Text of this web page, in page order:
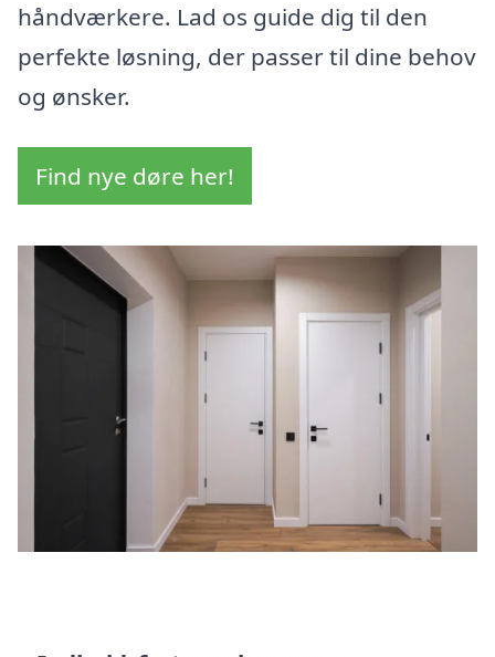
håndværkere. Lad os guide dig til den
perfekte løsning, der passer til dine behov
og ønsker.
Find nye døre her!